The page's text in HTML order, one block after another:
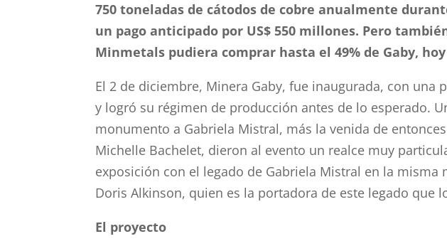
750 toneladas de cátodos de cobre anualmente
un pago anticipado por US$ 550 millones. Pero
Minmetals pudiera comprar hasta el 49% de Gaby,
El 2 de diciembre, Minera Gaby, fue inaugurada, con una
y logró su régimen de producción antes de lo esperado.
monumento a Gabriela Mistral, más la venida de
Michelle Bachelet, dieron al evento un realce muy
exposición con el legado de Gabriela Mistral en la misma
Doris Alkinson, quien es la portadora de este legado que
El proyecto